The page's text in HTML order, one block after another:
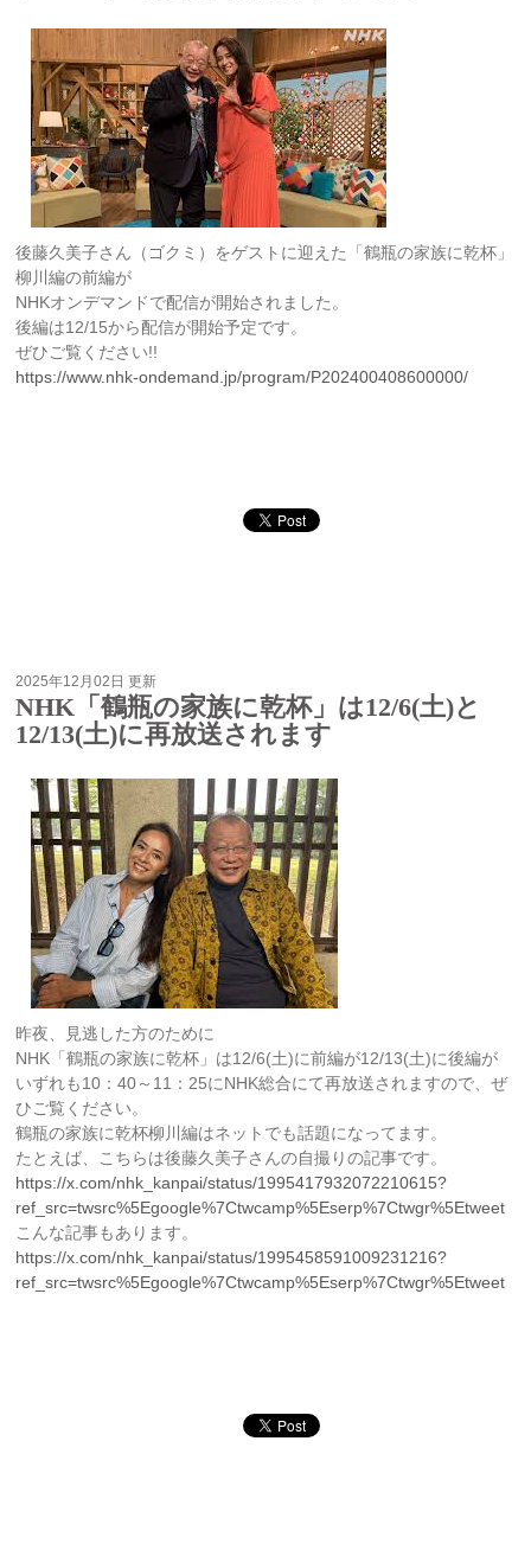
後藤久美子さん（ゴクミ）をゲストに迎えた「鶴瓶の家族に乾杯」
柳川編の前編が
NHKオンデマンドで配信が開始されました。
後編は12/15から配信が開始予定です。
ぜひご覧ください!!
https://www.nhk-ondemand.jp/program/P202400408600000/
2025年12月02日 更新
NHK「鶴瓶の家族に乾杯」は12/6(土)と
12/13(土)に再放送されます
昨夜、見逃した方のために
NHK「鶴瓶の家族に乾杯」は12/6(土)に前編が12/13(土)に後編が
いずれも10：40～11：25にNHK総合にて再放送されますので、ぜ
ひご覧ください。
鶴瓶の家族に乾杯柳川編はネットでも話題になってます。
たとえば、こちらは後藤久美子さんの自撮りの記事です。
https://x.com/nhk_kanpai/status/1995417932072210615?
ref_src=twsrc%5Egoogle%7Ctwcamp%5Eserp%7Ctwgr%5Etweet
こんな記事もあります。
https://x.com/nhk_kanpai/status/1995458591009231216?
ref_src=twsrc%5Egoogle%7Ctwcamp%5Eserp%7Ctwgr%5Etweet